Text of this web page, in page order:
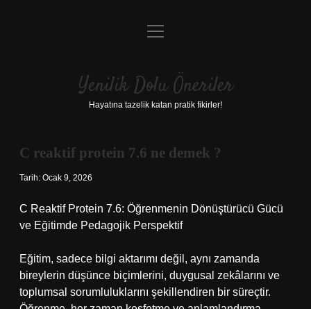
Anasayfa
Yasal Uyarı
menüyü
Yenilik Dolu Öneriler
Hayatına tazelik katan pratik fikirler!
C reaktif protein 7.6 ne demek ?
Tarih: Ocak 9, 2026
C Reaktif Protein 7.6: Öğrenmenin Dönüştürücü Gücü
ve Eğitimde Pedagojik Perspektif
Eğitim, sadece bilgi aktarımı değil, aynı zamanda
bireylerin düşünce biçimlerini, duygusal zekâlarını ve
toplumsal sorumluluklarını şekillendiren bir süreçtir.